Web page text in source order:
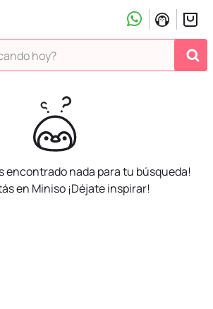
hoy?
encontrado nada para tu búsqueda!
en Miniso ¡Déjate inspirar!